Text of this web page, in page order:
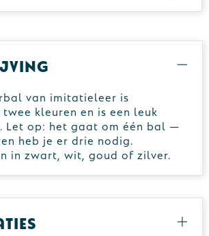
van imitatieleer is
kleuren en is een leuk
Let op: het gaat om één bal —
heb je er drie nodig.
in zwart, wit, goud of zilver.